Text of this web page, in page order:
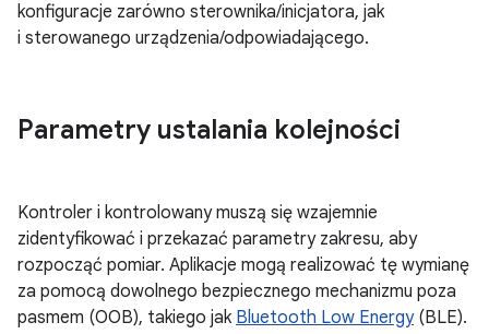
konfiguracje zarówno sterownika/inicjatora, jak
i sterowanego urządzenia/odpowiadającego.
Parametry ustalania kolejności
Kontroler i kontrolowany muszą się wzajemnie
zidentyfikować i przekazać parametry zakresu, aby
rozpocząć pomiar. Aplikacje mogą realizować tę wymianę
za pomocą dowolnego bezpiecznego mechanizmu poza
pasmem (OOB), takiego jak Bluetooth Low Energy(BLE).